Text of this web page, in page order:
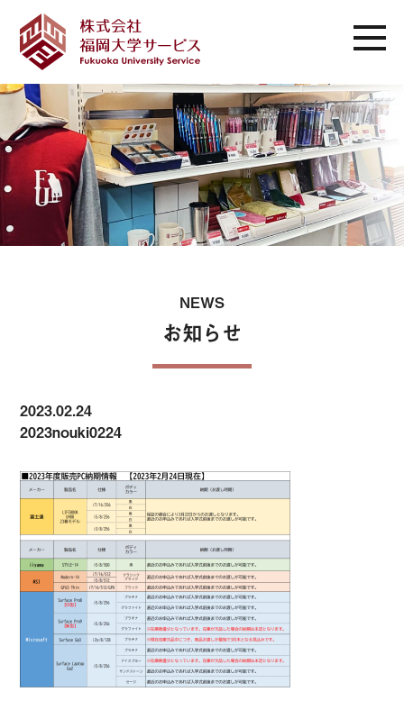
NEWS
お知らせ
2023.02.24
2023nouki0224